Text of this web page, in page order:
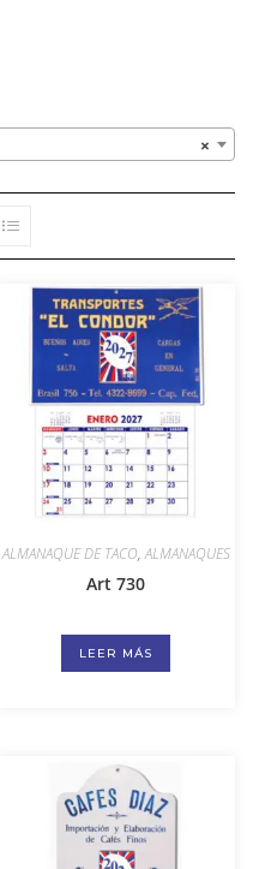
×
ALMANAQUE DE TACO,ALMANAQUES
Art 730
LEER MÁS